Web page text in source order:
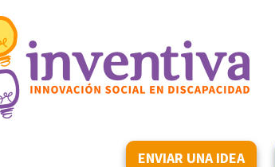
ENVIAR UNA IDEA